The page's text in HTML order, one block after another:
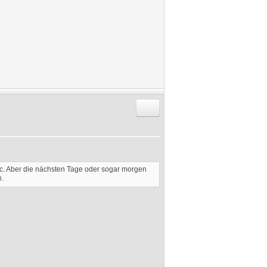
Aber die nächsten Tage oder sogar morgen